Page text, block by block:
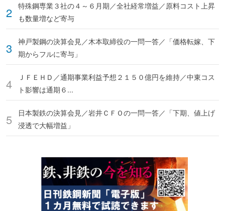
特殊鋼専業３社の４～６月期／全社経常増益／原料コスト上昇
も数量増など寄与
神戸製鋼の決算会見／木本取締役の一問一答／「価格転嫁、下
期からフルに寄与」
ＪＦＥＨＤ／通期事業利益予想２１５０億円を維持／中東コス
ト影響は通期６...
日本製鉄の決算会見／岩井ＣＦＯの一問一答／「下期、値上げ
浸透で大幅増益」